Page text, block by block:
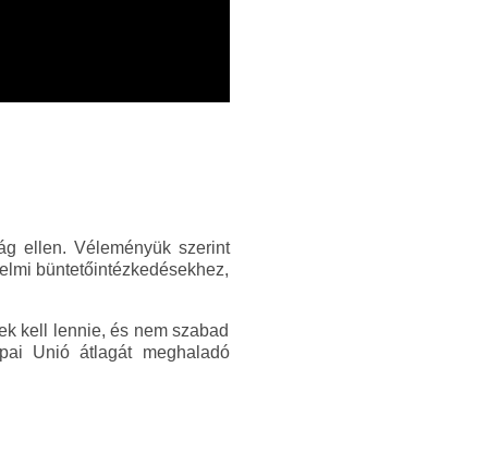
ellen. Véleményük szerint
büntetőintézkedésekhez,
kell lennie, és nem szabad
Unió átlagát meghaladó